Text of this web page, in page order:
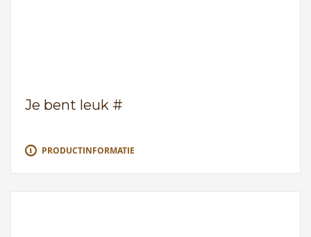
Je bent leuk #
PRODUCTINFORMATIE